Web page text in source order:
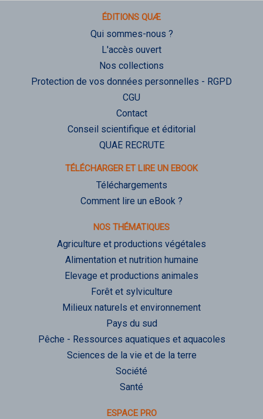
ÉDITIONS QUÆ
Qui sommes-nous ?
L'accès ouvert
Nos collections
Protection de vos données personnelles - RGPD
CGU
Contact
Conseil scientifique et éditorial
QUAE RECRUTE
TÉLÉCHARGER ET LIRE UN EBOOK
Téléchargements
Comment lire un eBook ?
NOS THÉMATIQUES
Agriculture et productions végétales
Alimentation et nutrition humaine
Elevage et productions animales
Forêt et sylviculture
Milieux naturels et environnement
Pays du sud
Pêche - Ressources aquatiques et aquacoles
Sciences de la vie et de la terre
Société
Santé
ESPACE PRO